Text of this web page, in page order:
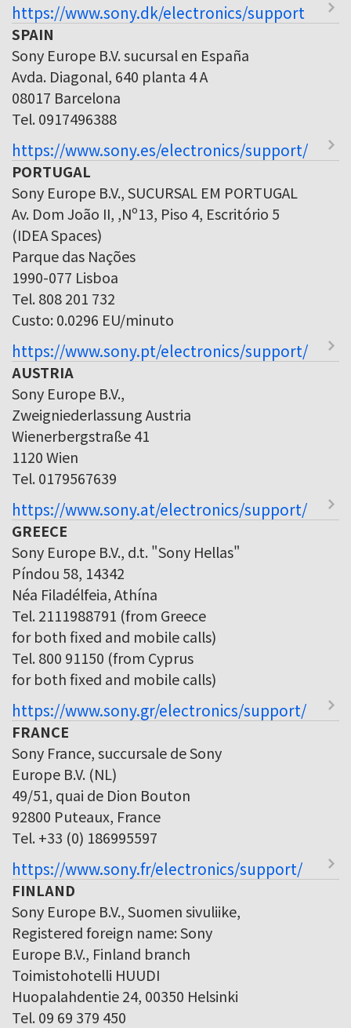
https://www.sony.dk/electronics/support
SPAIN
Sony Europe B.V. sucursal en España
Avda. Diagonal, 640 planta 4 A
08017 Barcelona
Tel. 0917496388
https://www.sony.es/electronics/support/
PORTUGAL
Sony Europe B.V., SUCURSAL EM PORTUGAL
Av. Dom João II, ,Nº13, Piso 4, Escritório 5
(IDEA Spaces)
Parque das Nações
1990-077 Lisboa
Tel. 808 201 732
Custo: 0.0296 EU/minuto
https://www.sony.pt/electronics/support/
AUSTRIA
Sony Europe B.V.,
Zweigniederlassung Austria
Wienerbergstraße 41
1120 Wien
Tel. 0179567639
https://www.sony.at/electronics/support/
GREECE
Sony Europe B.V., d.t. "Sony Hellas"
Píndou 58, 14342
Néa Filadélfeia, Athína
Tel. 2111988791 (from Greece
for both fixed and mobile calls)
Tel. 800 91150 (from Cyprus
for both fixed and mobile calls)
https://www.sony.gr/electronics/support/
FRANCE
Sony France, succursale de Sony
Europe B.V. (NL)
49/51, quai de Dion Bouton
92800 Puteaux, France
Tel. +33 (0) 186995597
https://www.sony.fr/electronics/support/
FINLAND
Sony Europe B.V., Suomen sivuliike,
Registered foreign name: Sony
Europe B.V., Finland branch
Toimistohotelli HUUDI
Huopalahdentie 24, 00350 Helsinki
Tel. 09 69 379 450